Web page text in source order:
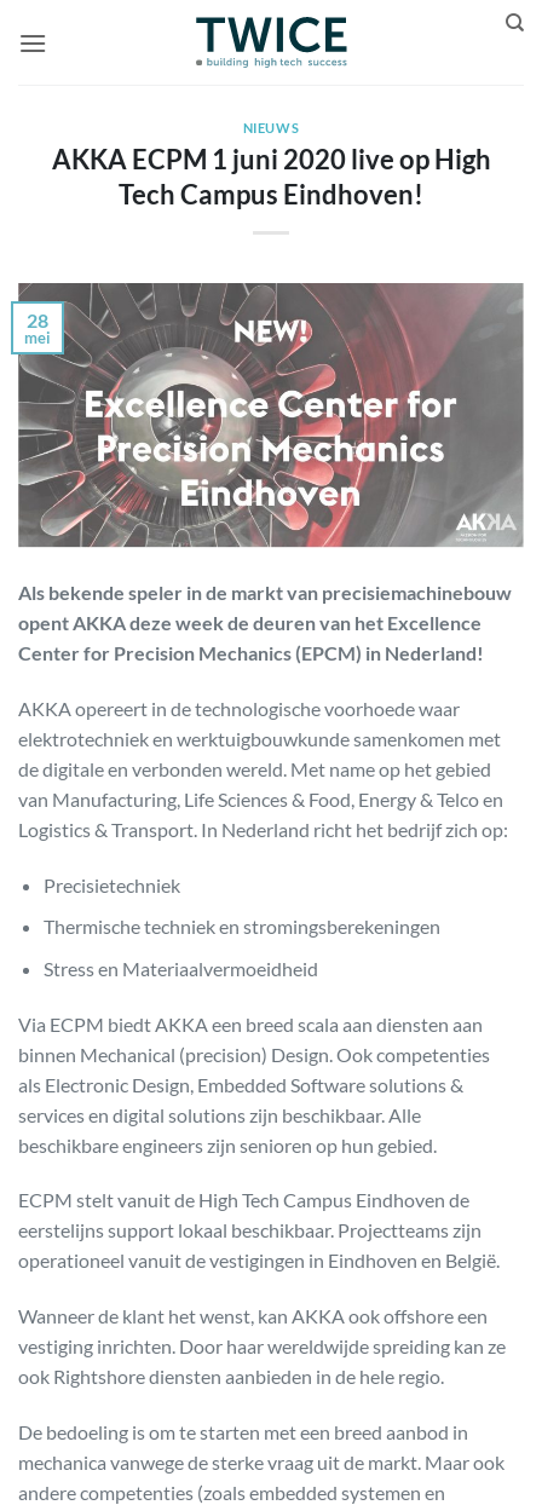
naar
NIEUWS
AKKA ECPM 1 juni 2020 live op High
Tech Campus Eindhoven!
28
mei
Als bekende speler in de markt van precisiemachinebouw
opent AKKA deze week de deuren van het Excellence
Center for Precision Mechanics (EPCM) in Nederland!
AKKA opereert in de technologische voorhoede waar
elektrotechniek en werktuigbouwkunde samenkomen met
de digitale en verbonden wereld. Met name op het gebied
van Manufacturing, Life Sciences & Food, Energy & Telco en
Logistics & Transport. In Nederland richt het bedrijf zich op:
Precisietechniek
Thermische techniek en stromingsberekeningen
Stress en Materiaalvermoeidheid
Via ECPM biedt AKKA een breed scala aan diensten aan
binnen Mechanical (precision) Design. Ook competenties
als Electronic Design, Embedded Software solutions &
services en digital solutions zijn beschikbaar. Alle
beschikbare engineers zijn senioren op hun gebied.
ECPM stelt vanuit de High Tech Campus Eindhoven de
eerstelijns support lokaal beschikbaar. Projectteams zijn
operationeel vanuit de vestigingen in Eindhoven en België.
Wanneer de klant het wenst, kan AKKA ook offshore een
vestiging inrichten. Door haar wereldwijde spreiding kan ze
ook Rightshore diensten aanbieden in de hele regio.
De bedoeling is om te starten met een breed aanbod in
mechanica vanwege de sterke vraag uit de markt. Maar ook
andere competenties (zoals embedded systemen en